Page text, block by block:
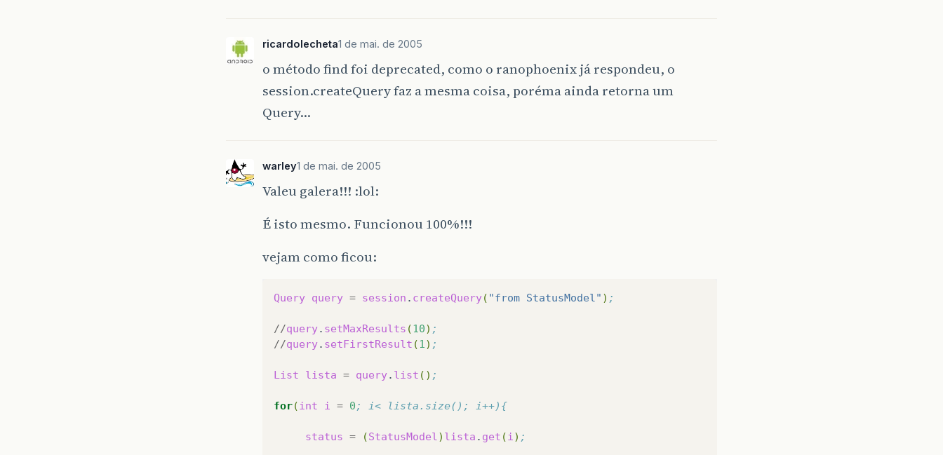
ricardolecheta1 de mai. de 2005
o método find foi deprecated, como o ranophoenix já respondeu, o
session.createQuery faz a mesma coisa, poréma ainda retorna um
Query…
warley1 de mai. de 2005
Valeu galera!!! :lol:
É isto mesmo. Funcionou 100%!!!
vejam como ficou:
Query query = session . createQuery( "from StatusModel" ) ;
//query. setMaxResults (10) ;
//query. setFirstResult (1 ) ;
List lista = query. list () ;
for( int i = 0; i< lista.size(); i++){
status = (StatusModel ) lista . get ( i ) ;